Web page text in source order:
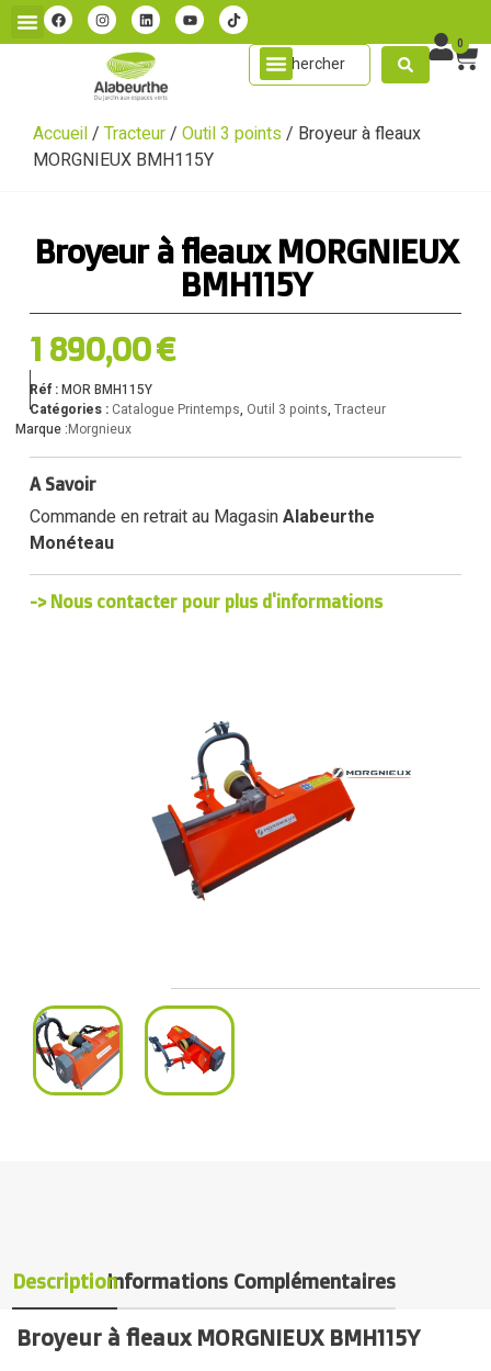
0
Accueil/ Tracteur/ Outil 3 points / Broyeur à fleaux
MORGNIEUX BMH115Y
Broyeur à fleaux MORGNIEUX
BMH115Y
1 890,00€
Réf :MOR BMH115Y
Catégories : Catalogue Printemps, Outil 3 points, Tracteur
Marque :Morgnieux
A Savoir
Commande en retrait au MagasinAlabeurthe
Monéteau
-> Nous contacter pour plus d'informations
DescriptionInformations Complémentaires
Broyeur à fleaux MORGNIEUX BMH115Y